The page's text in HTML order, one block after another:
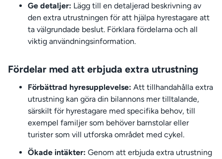
Ge detaljer: Lägg till en detaljerad beskrivning av
den extra utrustningen för att hjälpa hyrestagare att
ta välgrundade beslut. Förklara fördelarna och all
viktig användningsinformation.
Fördelar med att erbjuda extra utrustning
Förbättrad hyresupplevelse: Att tillhandahålla extra
utrustning kan göra din bilannons mer tilltalande,
särskilt för hyrestagare med specifika behov, till
exempel familjer som behöver barnstolar eller
turister som vill utforska området med cykel.
Ökade intäkter: Genom att erbjuda extra utrustning